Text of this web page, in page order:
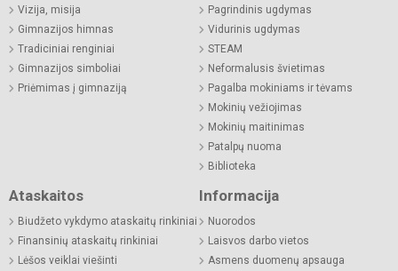
Vizija, misija
Gimnazijos himnas
Tradiciniai renginiai
Gimnazijos simboliai
Priėmimas į gimnaziją
Pagrindinis ugdymas
Vidurinis ugdymas
STEAM
Neformalusis švietimas
Pagalba mokiniams ir tėvams
Mokinių vežiojimas
Mokinių maitinimas
Patalpų nuoma
Biblioteka
Ataskaitos
Biudžeto vykdymo ataskaitų rinkiniai
Finansinių ataskaitų rinkiniai
Lėšos veiklai viešinti
Informacija
Nuorodos
Laisvos darbo vietos
Asmens duomenų apsauga